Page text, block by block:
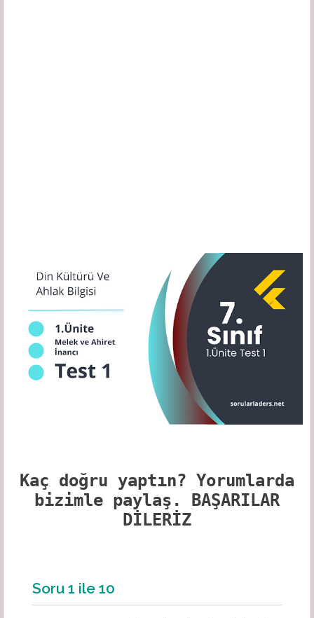
Kaç doğru yaptın? Yorumlarda
bizimle paylaş. BAŞARILAR
DİLERİZ
Soru 1 ile 10